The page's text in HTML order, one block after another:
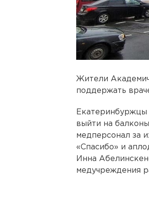
Жители
поддержать
Екатеринбуржцы
выйти на
медперсонал за
«Спасибо» и
Инна
медучреждения